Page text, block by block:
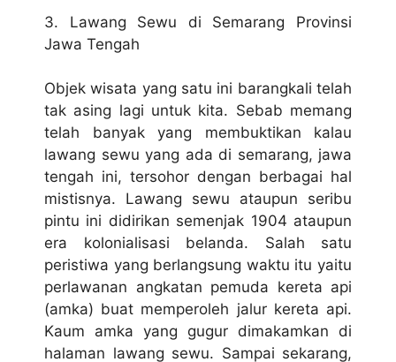
3. Lawang Sewu di Semarang Provinsi
Jawa Tengah
Objek wisata yang satu ini barangkali telah
tak asing lagi untuk kita. Sebab memang
telah banyak yang membuktikan kalau
lawang sewu yang ada di semarang, jawa
tengah ini, tersohor dengan berbagai hal
mistisnya. Lawang sewu ataupun seribu
pintu ini didirikan semenjak 1904 ataupun
era kolonialisasi belanda. Salah satu
peristiwa yang berlangsung waktu itu yaitu
perlawanan angkatan pemuda kereta api
(amka) buat memperoleh jalur kereta api.
Kaum amka yang gugur dimakamkan di
halaman lawang sewu. Sampai sekarang,